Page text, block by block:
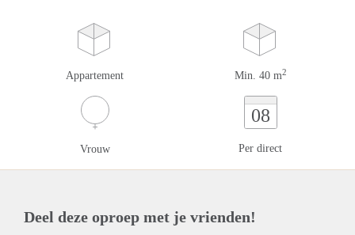
Appartement Min. 40 m2
Vrouw
08
Per direct
Deel deze oproep met je vrienden!